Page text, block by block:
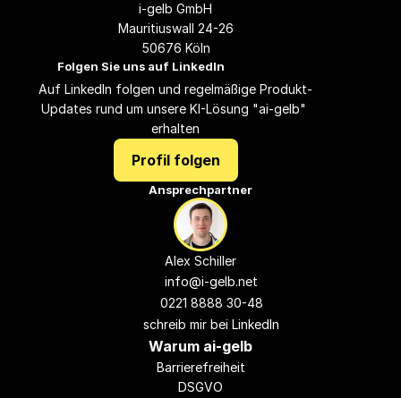
i-gelb GmbH
Mauritiuswall 24-26
50676 Köln
Folgen Sie uns auf LinkedIn
Auf LinkedIn folgen und regelmäßige Produkt-
Updates rund um unsere KI-Lösung "ai-gelb"
erhalten
Profil folgen
Ansprechpartner
Alex Schiller
info@i-gelb.net
0221 8888 30-48
schreib mir bei LinkedIn
Warum ai-gelb
Barrierefreiheit
DSGVO